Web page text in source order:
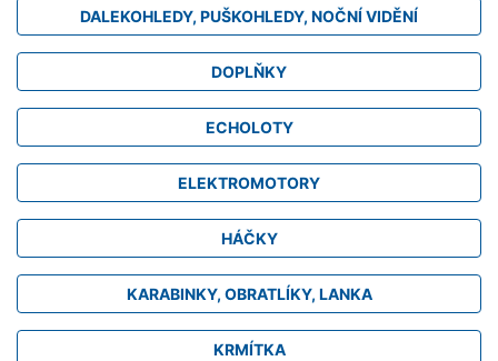
DALEKOHLEDY, PUŠKOHLEDY, NOČNÍ VIDĚNÍ
DOPLŇKY
ECHOLOTY
ELEKTROMOTORY
HÁČKY
KARABINKY, OBRATLÍKY, LANKA
KRMÍTKA